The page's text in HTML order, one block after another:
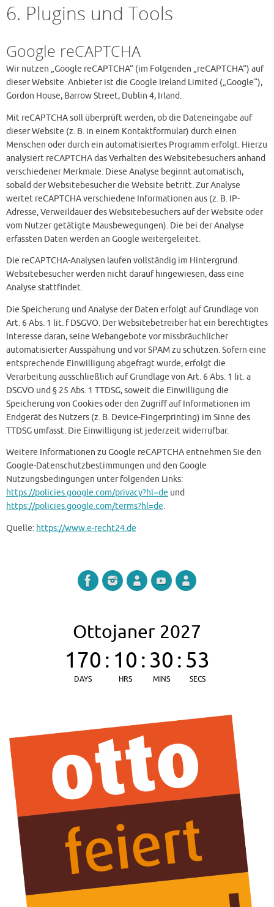
6. Plugins und Tools
Google reCAPTCHA
Wir nutzen „Google reCAPTCHA“ (im Folgenden „reCAPTCHA“) auf
dieser Website. Anbieter ist die Google Ireland Limited („Google“),
Gordon House, Barrow Street, Dublin 4, Irland.
Mit reCAPTCHA soll überprüft werden, ob die Dateneingabe auf
dieser Website (z. B. in einem Kontaktformular) durch einen
Menschen oder durch ein automatisiertes Programm erfolgt. Hierzu
analysiert reCAPTCHA das Verhalten des Websitebesuchers anhand
verschiedener Merkmale. Diese Analyse beginnt automatisch,
sobald der Websitebesucher die Website betritt. Zur Analyse
wertet reCAPTCHA verschiedene Informationen aus (z. B. IP-
Adresse, Verweildauer des Websitebesuchers auf der Website oder
vom Nutzer getätigte Mausbewegungen). Die bei der Analyse
erfassten Daten werden an Google weitergeleitet.
Die reCAPTCHA-Analysen laufen vollständig im Hintergrund.
Websitebesucher werden nicht darauf hingewiesen, dass eine
Analyse stattfindet.
Die Speicherung und Analyse der Daten erfolgt auf Grundlage von
Art. 6 Abs. 1 lit. f DSGVO. Der Websitebetreiber hat ein berechtigtes
Interesse daran, seine Webangebote vor missbräuchlicher
automatisierter Ausspähung und vor SPAM zu schützen. Sofern eine
entsprechende Einwilligung abgefragt wurde, erfolgt die
Verarbeitung ausschließlich auf Grundlage von Art. 6 Abs. 1 lit. a
DSGVO und § 25 Abs. 1 TTDSG, soweit die Einwilligung die
Speicherung von Cookies oder den Zugriff auf Informationen im
Endgerät des Nutzers (z. B. Device-Fingerprinting) im Sinne des
TTDSG umfasst. Die Einwilligung ist jederzeit widerrufbar.
Weitere Informationen zu Google reCAPTCHA entnehmen Sie den
Google-Datenschutzbestimmungen und den Google
Nutzungsbedingungen unter folgenden Links:
https://policies.google.com/privacy?hl=de und
https://policies.google.com/terms?hl=de.
Quelle: https://www.e-recht24.de
Ottojaner 2027
170
DAYS
: 10
HRS
: 30
MINS
: 52
SECS